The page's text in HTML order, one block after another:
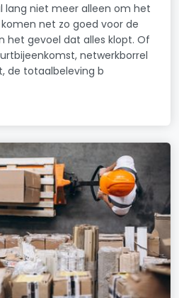
lang niet meer alleen om het
net zo goed voor de
het gevoel dat alles klopt. Of
netwerkborrel
de totaalbeleving b